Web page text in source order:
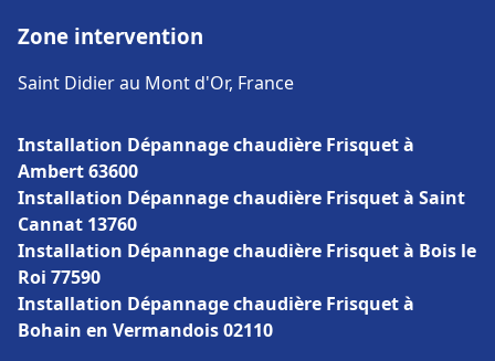
Zone intervention
Saint Didier au Mont d'Or, France
Installation Dépannage chaudière Frisquet à
Ambert 63600
Installation Dépannage chaudière Frisquet à Saint
Cannat 13760
Installation Dépannage chaudière Frisquet à Bois le
Roi 77590
Installation Dépannage chaudière Frisquet à
Bohain en Vermandois 02110